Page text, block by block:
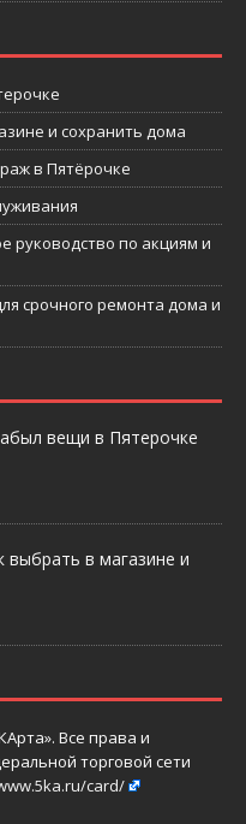
и сохранить дома
в Пятёрочке
руководство по акциям и
срочного ремонта дома и
вещи в Пятерочке
выбрать в магазине и
Все права и
торговой сети
card/